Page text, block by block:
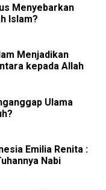
Menyebarkan
Islam?
Menjadikan
kepada Allah
Ulama
Emilia Renita :
Nabi